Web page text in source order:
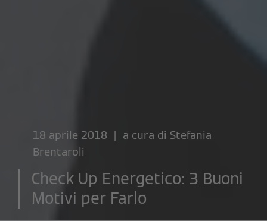
18 aprile 2018 | a cura di Stefania
Brentaroli
Check Up Energetico: 3 Buoni
Motivi per Farlo